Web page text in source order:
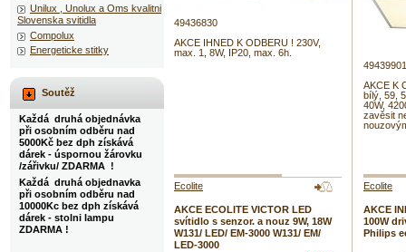
49436830
AKCE IHNED K ODBERU ! 230V,
max. 1, 8W, IP20, max. 6h.
49439901
AKCE K
bílý, 59,
40W,
zavěsit
Ecolite
AKCE ECOLITE VICTOR LED
svítidlo s senzor. a nouz 9W, 18W
W131/ LED/ EM-3000 W131/ EM/
LED-3000
Ecolite
AKCE
100W
Philips
Unilux , Unolux a Oms kvalitni
Slovenska svitidla
Compolux
Energeticke stitky
Soutěž
Každá druhá objednávka
při osobním odběru nad
5000Kč bez dph získává
dárek - úspornou žárovku
/zářivku/ ZDARMA !
Každá druhá objednavka
při osobním odběru nad
10000Kc bez dph získává
dárek - stolni lampu
ZDARMA !